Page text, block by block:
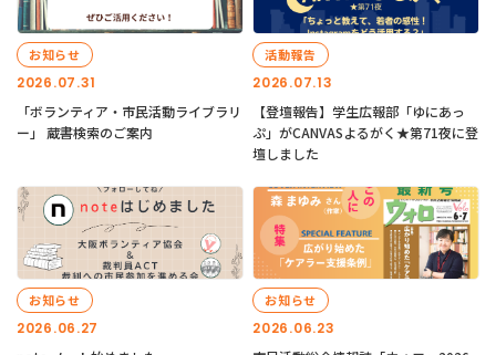
2026.07.31
お知らせ
「ボランティア・市民活動ライブラリ
ー」 蔵書検索のご案内
2026.07.13
活動報告
【登壇報告】学生広報部「ゆにあっ
ぷ」がCANVASよるがく★第71夜に登
壇しました
2026.06.27
お知らせ
2026.06.23
お知らせ